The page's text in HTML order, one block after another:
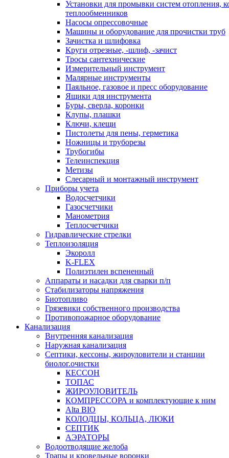
Установки для промывки систем отопления,
теплообменников
Насосы опрессовочные
Машины и оборудование для прочистки труб
Зачистка и шлифовка
Круги отрезные, -шлиф, -зачист
Тросы сантехнические
Измерительный инструмент
Малярные инструменты
Паяльное, газовое и пресс оборудование
Ящики для инструмента
Буры, сверла, коронки
Клупы, плашки
Ключи, клещи
Пистолеты для пены, герметика
Ножницы и труборезы
Трубогибы
Телеинспекция
Метизы
Слесарный и монтажный инструмент
Приборы учета
Водосчетчики
Газосчетчики
Манометрия
Теплосчетчики
Гидравлические стрелки
Теплоизоляция
Экоролл
K-FLEX
Полиэтилен вспененный
Аппараты и насадки для сварки п/п
Стабилизаторы напряжения
Биотопливо
Грязевики собственного производства
Противопожарное оборудование
Канализация
Внутренняя канализация
Наружная канализация
Септики, кессоны, жироуловители и станции
биолог.очистки
КЕССОН
ТОПАС
ЖИРОУЛОВИТЕЛЬ
КОМПРЕССОРА и комплектующие к ним
Alta BIO
КОЛОДЦЫ, КОЛЬЦА, ЛЮКИ
СЕПТИК
АЭРАТОРЫ
Водоотводящие желоба
Трапы и кровельные воронки